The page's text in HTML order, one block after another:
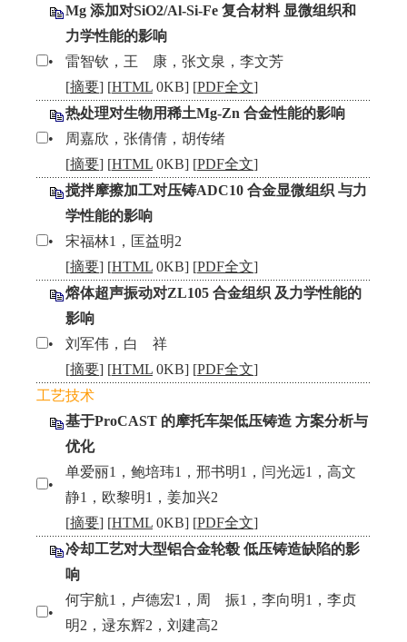
Mg 添加对SiO2/Al-Si-Fe 复合材料 显微组织和
力学性能的影响
•
雷智钦，王 康，张文泉，李文芳
[摘要] [HTML 0KB] [PDF全文]
热处理对生物用稀土Mg-Zn 合金性能的影响
•
周嘉欣，张倩倩，胡传绪
[摘要] [HTML 0KB] [PDF全文]
搅拌摩擦加工对压铸ADC10 合金显微组织 与力
学性能的影响
•
宋福林1，匡益明2
[摘要] [HTML 0KB] [PDF全文]
熔体超声振动对ZL105 合金组织 及力学性能的
影响
•
刘军伟，白 祥
[摘要] [HTML 0KB] [PDF全文]
工艺技术
基于ProCAST 的摩托车架低压铸造 方案分析与
优化
•
单爱丽1，鲍培玮1，邢书明1，闫光远1，高文
静1，欧黎明1，姜加兴2
[摘要] [HTML 0KB] [PDF全文]
冷却工艺对大型铝合金轮毂 低压铸造缺陷的影
响
•
何宇航1，卢德宏1，周 振1，李向明1，李贞
明2，逯东辉2，刘建高2